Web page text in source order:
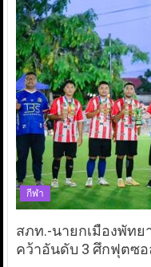
กีฬา
สภท.-นายกเมืองพัทย
คว้าอันดับ 3 ศึกฟุตซอ